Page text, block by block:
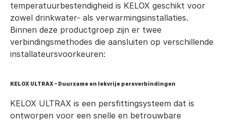
temperatuurbestendigheid is KELOX geschikt voor
zowel drinkwater- als verwarmingsinstallaties.
Binnen deze productgroep zijn er twee
verbindingsmethodes die aansluiten op verschillende
installateursvoorkeuren:
KELOX ULTRAX – Duurzame en lekvrije persverbindingen
KELOX ULTRAX is een persfittingsysteem dat is
ontworpen voor een snelle en betrouwbare